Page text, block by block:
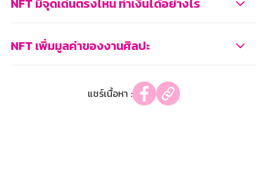
NFT เพิ่มมูลค่าของงานศิลปะ
แชร์เนื้อหา :